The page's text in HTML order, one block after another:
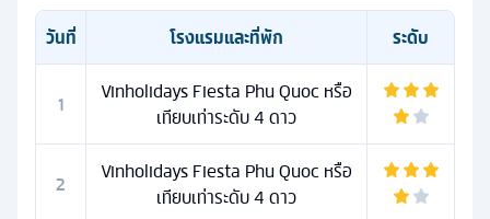
วันที่ โรงแรมและที่พัก ระดับ
1
Vinholidays Fiesta Phu Quoc หรือ
เทียบเท่าระดับ 4 ดาว
2
Vinholidays Fiesta Phu Quoc หรือ
เทียบเท่าระดับ 4 ดาว